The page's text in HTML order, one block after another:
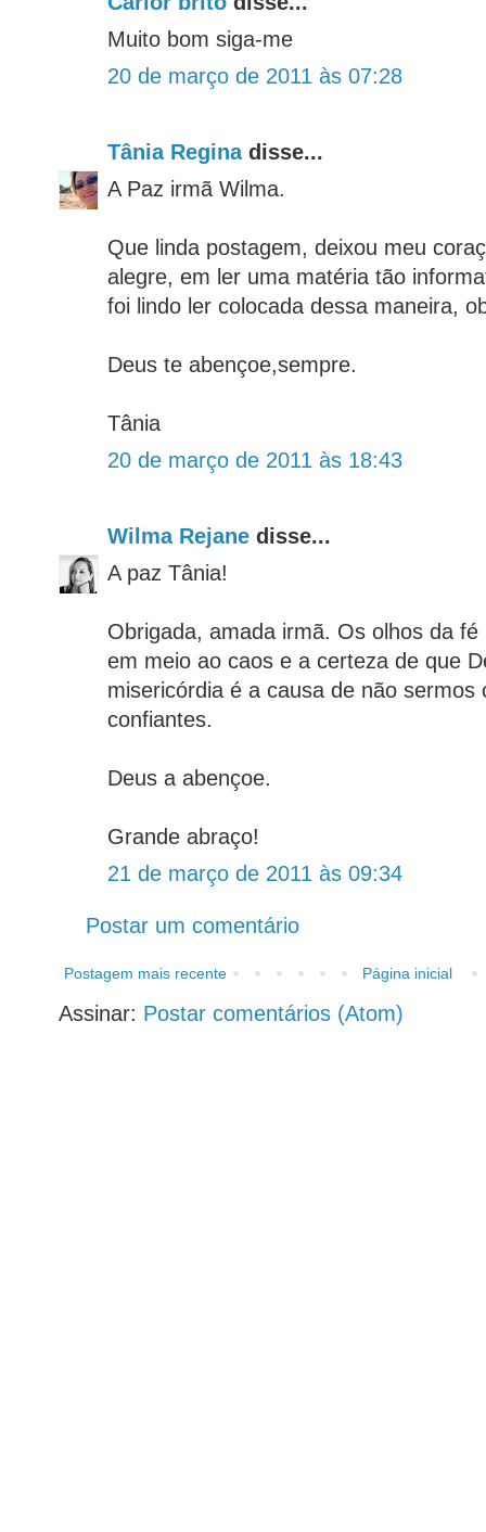
Muito bom siga-me
20 de março de 2011 às 07:28
Tânia Reginadisse...
A Paz irmã Wilma.
Que linda postagem, deixou meu
alegre, em ler uma matéria tão
foi lindo ler colocada dessa maneira,
Deus te abençoe,sempre.
Tânia
20 de março de 2011 às 18:43
Wilma Rejane disse...
A paz Tânia!
Obrigada, amada irmã. Os olhos da
em meio ao caos e a certeza de que
misericórdia é a causa de não sermos
confiantes.
Deus a abençoe.
Grande abraço!
21 de março de 2011 às 09:34
Postar um comentário
Postagem mais recente Página inicial
Assinar: Postar comentários (Atom)